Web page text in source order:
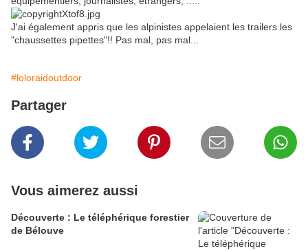
J'ai également appris que les alpinistes appelaient les trailers les
"chaussettes pipettes"!! Pas mal, pas mal...
#loloraidoutdoor
Partager
Vous aimerez aussi
Découverte : Le téléphérique forestier
de Bélouve